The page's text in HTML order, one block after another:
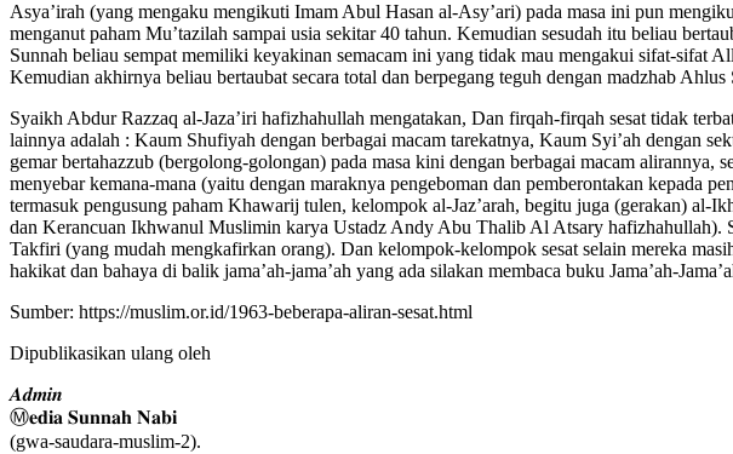
Asya’irah (yang mengaku mengikuti Imam Abul Hasan al-Asy’ari) pada masa ini pun
menganut paham Mu’tazilah sampai usia sekitar 40 tahun. Kemudian sesudah itu beliau
Sunnah beliau sempat memiliki keyakinan semacam ini yang tidak mau mengakui sifat-sifat
Kemudian akhirnya beliau bertaubat secara total dan berpegang teguh dengan madzhab
Syaikh Abdur Razzaq al-Jaza’iri hafizhahullah mengatakan, Dan firqah-firqah sesat tidak
lainnya adalah : Kaum Shufiyah dengan berbagai macam tarekatnya, Kaum Syi’ah dengan
gemar bertahazzub (bergolong-golongan) pada masa kini dengan berbagai macam
menyebar kemana-mana (yaitu dengan maraknya pengeboman dan pemberontakan kepada
termasuk pengusung paham Khawarij tulen, kelompok al-Jaz’arah, begitu juga (gerakan)
dan Kerancuan Ikhwanul Muslimin karya Ustadz Andy Abu Thalib Al Atsary hafizhahullah).
Takfiri (yang mudah mengkafirkan orang). Dan kelompok-kelompok sesat selain mereka
hakikat dan bahaya di balik jama’ah-jama’ah yang ada silakan membaca buku Jama’ah-
Sumber: https://muslim.or.id/1963-beberapa-aliran-sesat.html
Dipublikasikan ulang oleh
𝑨𝒅𝒎𝒊𝒏
Ⓜ️𝐞𝐝𝐢𝐚 𝐒𝐮𝐧𝐧𝐚𝐡 𝐍𝐚𝐛𝐢
(gwa-saudara-muslim-2).